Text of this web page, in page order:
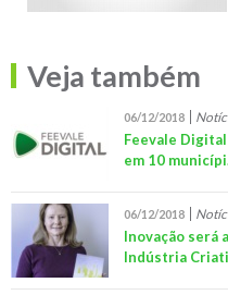
Veja também
06/12/2018
Feevale
em 10
06/12/2018
Inovação será
Indústria